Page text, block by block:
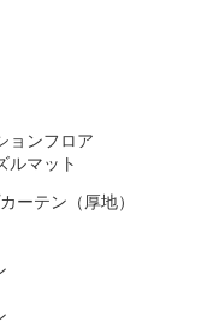
ョンフロア
ルマット
ーテン（厚地）